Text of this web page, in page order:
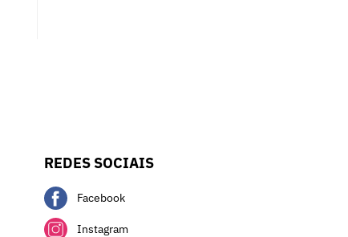
REDES SOCIAIS
Facebook
Instagram